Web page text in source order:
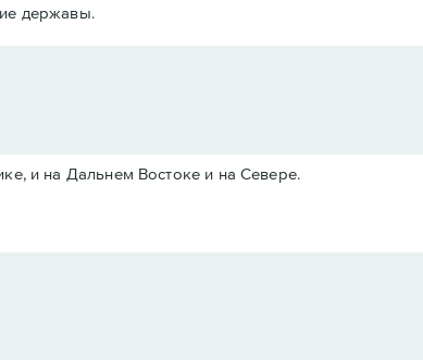
державы.
и на Дальнем Востоке и на Севере.